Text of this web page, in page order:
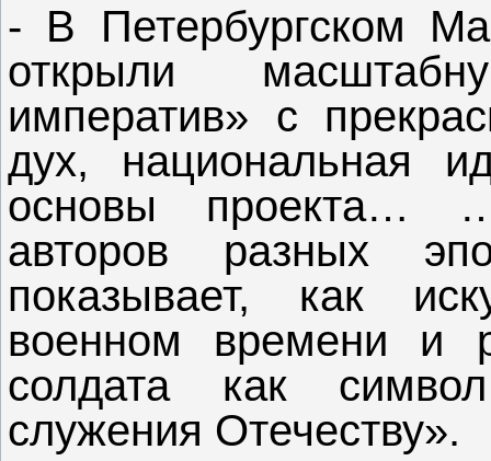
- В Петербургском
открыли
императив» с
дух, национальная
основы проекта…
авторов разных
показывает, как
военном времени и
солдата как
служения Отечеству».